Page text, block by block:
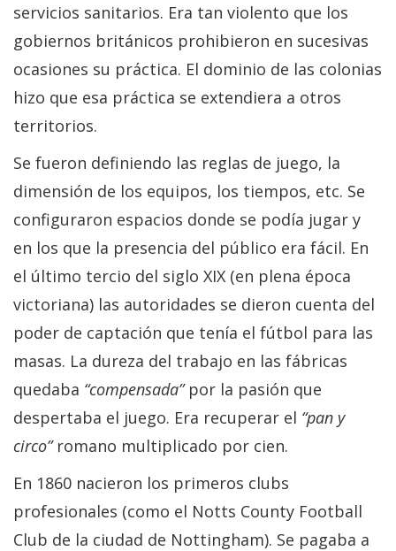
servicios sanitarios. Era tan violento que los
gobiernos británicos prohibieron en sucesivas
ocasiones su práctica. El dominio de las colonias
hizo que esa práctica se extendiera a otros
territorios.
Se fueron definiendo las reglas de juego, la
dimensión de los equipos, los tiempos, etc. Se
configuraron espacios donde se podía jugar y
en los que la presencia del público era fácil. En
el último tercio del siglo XIX (en plena época
victoriana) las autoridades se dieron cuenta del
poder de captación que tenía el fútbol para las
masas. La dureza del trabajo en las fábricas
quedaba “compensada” por la pasión que
despertaba el juego. Era recuperar el “pan y
circo”romano multiplicado por cien.
En 1860 nacieron los primeros clubs
profesionales (como el Notts County Football
Club de la ciudad de Nottingham). Se pagaba a